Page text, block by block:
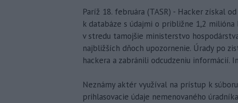
Paríž 18. februára (TASR) - Hacker získal
k databáze s údajmi o približne 1,2
v stredu tamojšie ministerstvo
najbližších dňoch upozornenie. Úrady po
hackera a zabránili odcudzeniu informácií.
Neznámy aktér využíval na prístup k
prihlasovacie údaje nemenovaného